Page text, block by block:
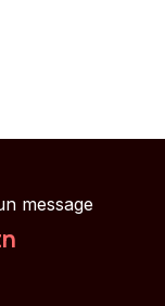
message